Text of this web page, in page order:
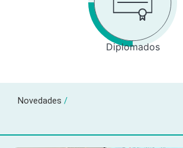
Diplomados
Novedades /